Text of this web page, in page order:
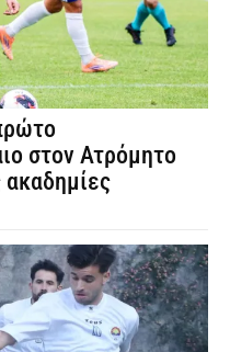
στον Ατρόμητο
ακαδημίες